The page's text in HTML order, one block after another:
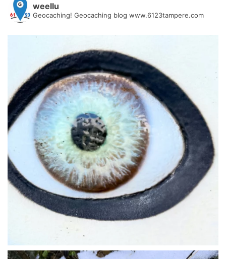
weellu
Geocaching! Geocaching blog www.6123tampere.com